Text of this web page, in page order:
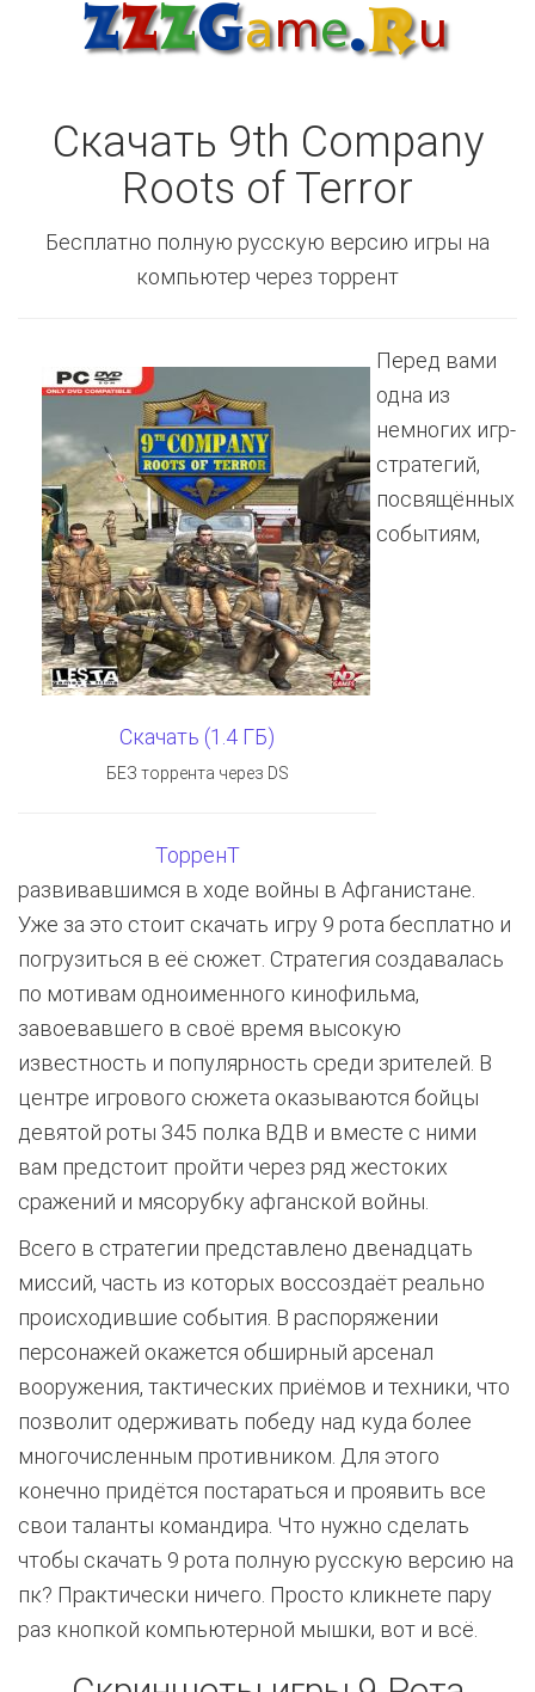
Скачать 9th Company
Roots of Terror
Бесплатно полную русскую версию игры на
компьютер через торрент
Скачать (1.4 ГБ)
БЕЗ торрента через DS
ТорренТ
Перед вами
одна из
немногих игр-
стратегий,
посвящённых
событиям,
развивавшимся в ходе войны в Афганистане.
Уже за это стоит скачать игру 9 рота бесплатно и
погрузиться в её сюжет. Стратегия создавалась
по мотивам одноименного кинофильма,
завоевавшего в своё время высокую
известность и популярность среди зрителей. В
центре игрового сюжета оказываются бойцы
девятой роты 345 полка ВДВ и вместе с ними
вам предстоит пройти через ряд жестоких
сражений и мясорубку афганской войны.
Всего в стратегии представлено двенадцать
миссий, часть из которых воссоздаёт реально
происходившие события. В распоряжении
персонажей окажется обширный арсенал
вооружения, тактических приёмов и техники, что
позволит одерживать победу над куда более
многочисленным противником. Для этого
конечно придётся постараться и проявить все
свои таланты командира. Что нужно сделать
чтобы скачать 9 рота полную русскую версию на
пк? Практически ничего. Просто кликнете пару
раз кнопкой компьютерной мышки, вот и всё.